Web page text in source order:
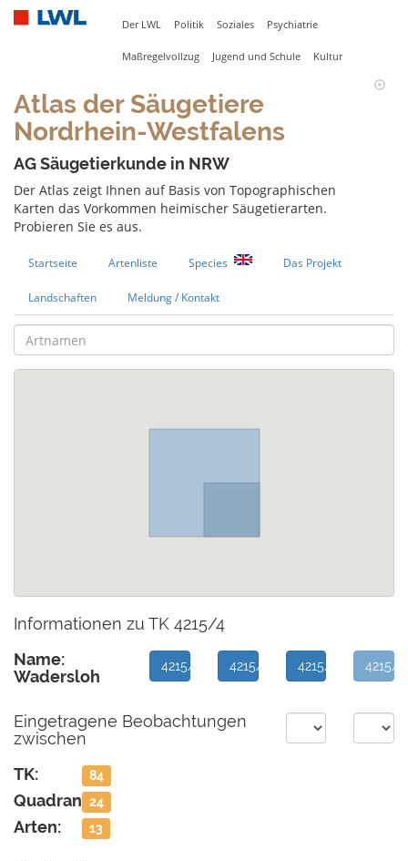
Der LWL Politik Soziales Psychiatrie
Maßregelvollzug Jugend und Schule Kultur
Atlas der Säugetiere
Nordrhein-Westfalens
AG Säugetierkunde in NRW
Der Atlas zeigt Ihnen auf Basis von Topographischen
Karten das Vorkommen heimischer Säugetierarten.
Probieren Sie es aus.
Startseite Artenliste Species Das Projekt
Landschaften Meldung / Kontakt
Informationen zu TK 4215/4
Name:
Wadersloh
4215/1 4215/2 4215/3 4215/4
Eingetragene Beobachtungen
zwischen
TK:
Quadrant:
Arten:
84
24
13